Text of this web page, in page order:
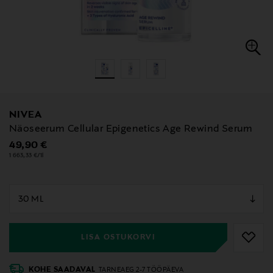
NIVEA
Näoseerum Cellular Epigenetics Age Rewind Serum
Original Price
49,90 €
1 663,33 €/1l
LISA OSTUKORVI
KOHE SAADAVAL TARNEAEG 2-7 TÖÖPÄEVA